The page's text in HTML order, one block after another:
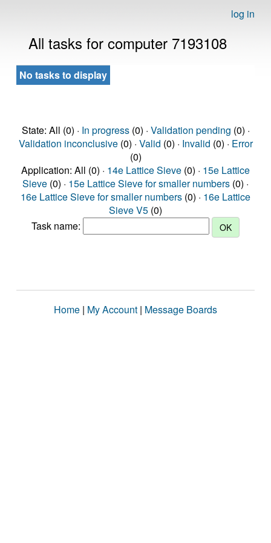
log in
All tasks for computer 7193108
No tasks to display
State: All (0) · In progress(0) · Validation pending (0) ·
Validation inconclusive(0) · Valid (0) · Invalid (0) · Error
(0)
Application: All (0) · 14e Lattice Sieve (0) · 15e Lattice
Sieve (0) · 15e Lattice Sieve for smaller numbers (0) ·
16e Lattice Sieve for smaller numbers (0) · 16e Lattice
Sieve V5 (0)
Task name:
Home | My Account | Message Boards